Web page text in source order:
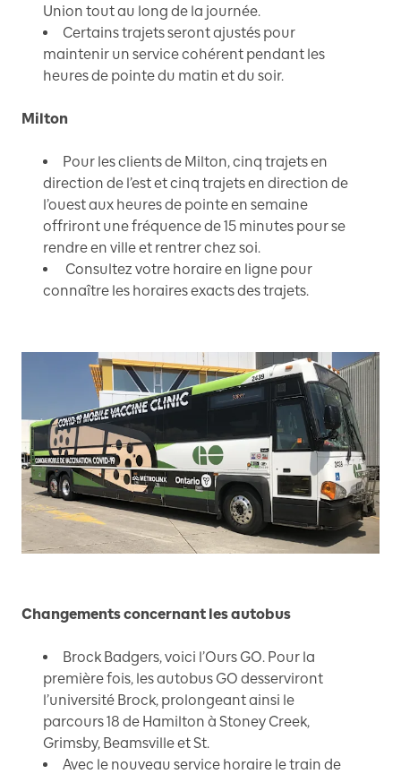
Union tout au long de la journée.
Certains trajets seront ajustés pour
maintenir un service cohérent pendant les
heures de pointe du matin et du soir.
Milton
Pour les clients de Milton, cinq trajets en
direction de l’est et cinq trajets en direction de
l’ouest aux heures de pointe en semaine
offriront une fréquence de 15 minutes pour se
rendre en ville et rentrer chez soi.
Consultez votre horaire en ligne pour
connaître les horaires exacts des trajets.
Changements concernant les autobus
Brock Badgers, voici l’Ours GO. Pour la
première fois, les autobus GO desserviront
l’université Brock, prolongeant ainsi le
parcours 18 de Hamilton à Stoney Creek,
Grimsby, Beamsville et St.
Avec le nouveau service horaire le train de